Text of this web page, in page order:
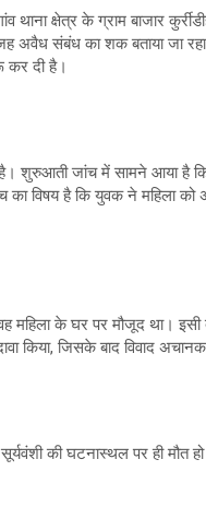
क्षेत्र के ग्राम बाजार
अवैध संबंध का शक बताया जा
कर दी है।
शुरुआती जांच में सामने आया है
का विषय है कि युवक ने महिला
के घर पर मौजूद था। इसी
किया, जिसके बाद विवाद
की घटनास्थल पर ही मौत